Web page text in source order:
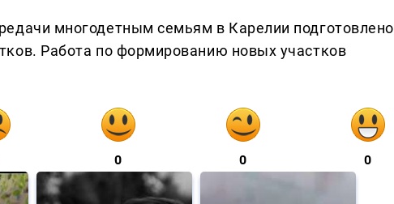
многодетным семьям в Карелии подготовлено
Работа по формированию новых участков
0 0 0